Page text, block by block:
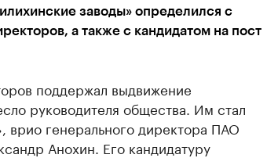
заводы» определился с
а также с кандидатом на пост
поддержал выдвижение
руководителя общества. Им стал
генерального директора ПАО
Анохин. Его кандидатуру